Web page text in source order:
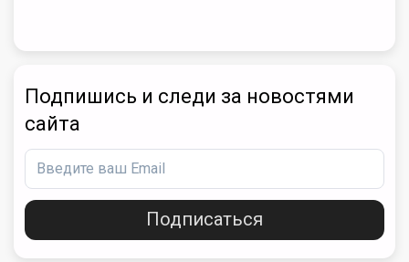
Подпишись и следи за новостями
сайта
Подписаться